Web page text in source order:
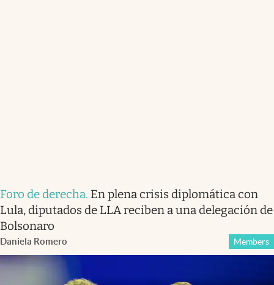
Foro de derecha. En plena crisis diplomática con
Lula, diputados de LLA reciben a una delegación de
Bolsonaro
Daniela Romero Members